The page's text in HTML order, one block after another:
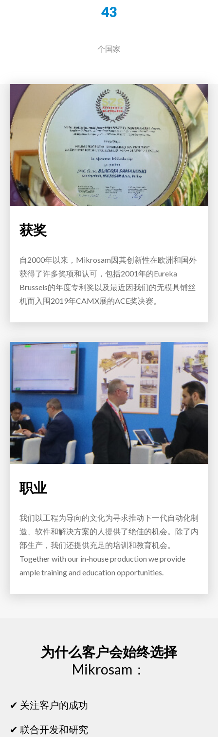
43
个国家
获奖
自2000年以来，Mikrosam因其创新性在欧洲和国外
获得了许多奖项和认可，包括2001年的Eureka
Brussels的年度专利奖以及最近因我们的无模具铺丝
机而入围2019年CAMX展的ACE奖决赛。
职业
我们以工程为导向的文化为寻求推动下一代自动化制
造、软件和解决方案的人提供了绝佳的机会。除了内
部生产，我们还提供充足的培训和教育机会。
Together with our in-house production we provide
ample training and education opportunities.
为什么客户会始终选择
Mikrosam：
✔ 关注客户的成功
✔ 联合开发和研究